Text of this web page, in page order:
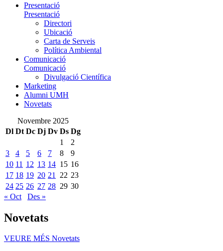
Presentació
Presentació
Directori
Ubicació
Carta de Serveis
Política Ambiental
Comunicació
Comunicació
Divulgació Científica
Marketing
Alumni UMH
Novetats
Novembre 2025
Dl Dt Dc Dj Dv Ds Dg
1
2
3
4 5 6 7 8
9
10 11 12 13 14 15 16
17 18 19 20 21 22 23
24 25 26 27 28 29 30
« Oct
Des »
Novetats
VEURE MÉS Novetats